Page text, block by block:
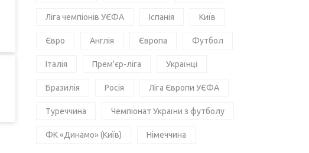
Ліга чемпіонів УЄФА Іспанія Київ
Євро Англія Європа Футбол
Італія Прем'єр-ліга Українці
Бразилія Росія Ліга Європи УЄФА
Туреччина Чемпіонат України з футболу
ФК «Динамо» (Київ) Німеччина